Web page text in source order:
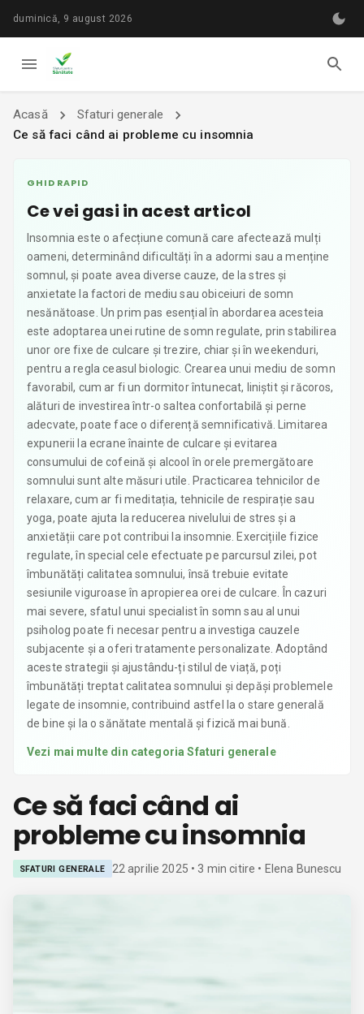
duminică, 9 august 2026
Acasă
Sfaturi generale
Ce să faci când ai probleme cu insomnia
GHID RAPID
Ce vei gasi in acest articol
Insomnia este o afecțiune comună care afectează mulți
oameni, determinând dificultăți în a adormi sau a menține
somnul, și poate avea diverse cauze, de la stres și
anxietate la factori de mediu sau obiceiuri de somn
nesănătoase. Un prim pas esențial în abordarea acesteia
este adoptarea unei rutine de somn regulate, prin stabilirea
unor ore fixe de culcare și trezire, chiar și în weekenduri,
pentru a regla ceasul biologic. Crearea unui mediu de somn
favorabil, cum ar fi un dormitor întunecat, liniștit și răcoros,
alături de investirea într-o saltea confortabilă și perne
adecvate, poate face o diferență semnificativă. Limitarea
expunerii la ecrane înainte de culcare și evitarea
consumului de cofeină și alcool în orele premergătoare
somnului sunt alte măsuri utile. Practicarea tehnicilor de
relaxare, cum ar fi meditația, tehnicile de respirație sau
yoga, poate ajuta la reducerea nivelului de stres și a
anxietății care pot contribui la insomnie. Exercițiile fizice
regulate, în special cele efectuate pe parcursul zilei, pot
îmbunătăți calitatea somnului, însă trebuie evitate
sesiunile viguroase în apropierea orei de culcare. În cazuri
mai severe, sfatul unui specialist în somn sau al unui
psiholog poate fi necesar pentru a investiga cauzele
subjacente și a oferi tratamente personalizate. Adoptând
aceste strategii și ajustându-ți stilul de viață, poți
îmbunătăți treptat calitatea somnului și depăși problemele
legate de insomnie, contribuind astfel la o stare generală
de bine și la o sănătate mentală și fizică mai bună.
Vezi mai multe din categoriaSfaturi generale
Ce să faci când ai
probleme cu insomnia
SFATURI GENERALE 22 aprilie 2025 • 3 min citire • Elena Bunescu